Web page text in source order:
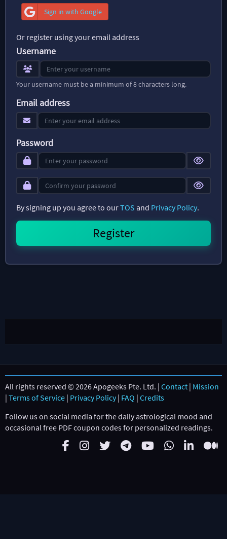
Sign in with Google
Or register using your email address
Username
Your username must be a minimum of 8 characters long.
Email address
Password
By signing up you agree to ourTOS and Privacy Policy.
All rights reserved © 2026 Apogeeks Pte. Ltd. | Contact | Mission
| Terms of Service | Privacy Policy| FAQ | Credits
Follow us on social media for the daily astrological mood and
occasional free PDF coupon codes for personalized readings.